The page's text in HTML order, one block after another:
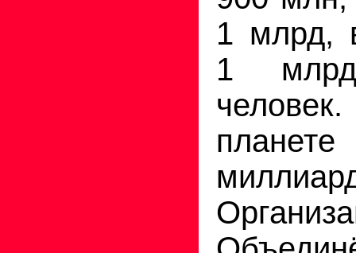
1 млрд,
1